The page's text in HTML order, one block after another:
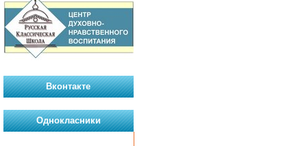
Вконтакте
Однокласники